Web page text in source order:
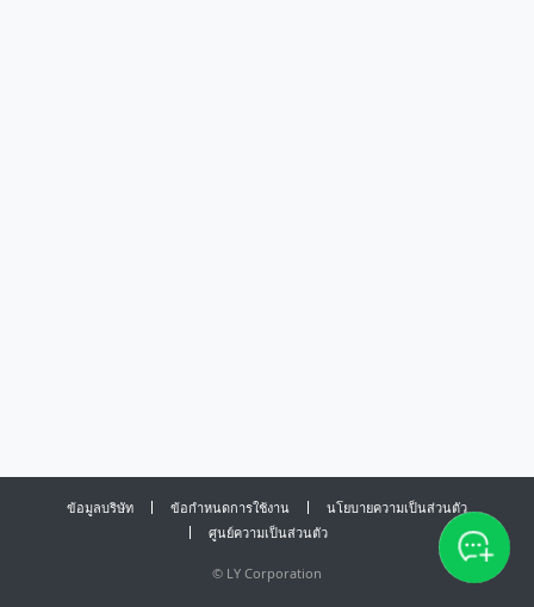
ข้อมูลบริษัท ข้อกำหนดการใช้งาน
นโยบายความเป็นส่วนตัว
ศูนย์ความเป็นส่วนตัว
© LY Corporation